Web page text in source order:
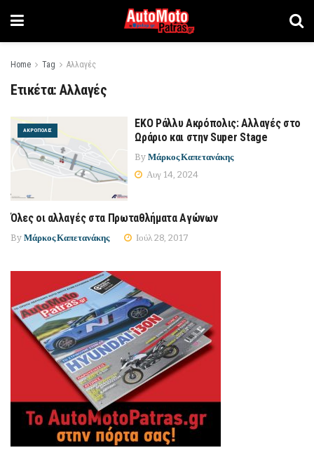
Home Tag Αλλαγές
Ετικέτα:Αλλαγές
ΑΚΡΌΠΟΛΙΣ
ΕΚΟ Ράλλυ Ακρόπολις: Αλλαγές στο
Ωράριο και στην Super Stage
By Μάρκος Καπετανάκης
Αυγ 14, 2024
ΟΜΑΕ
Όλες οι αλλαγές στα Πρωταθλήματα Αγώνων
By Μάρκος Καπετανάκης Ιούλ 28, 2017